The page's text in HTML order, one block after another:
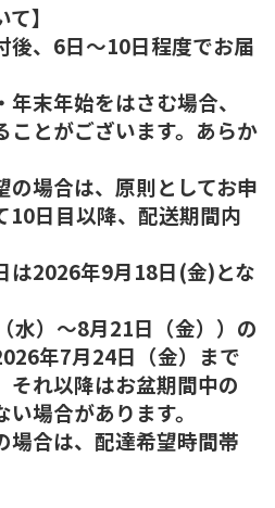
】
、6日～10日程度でお届
末年始をはさむ場合、
ことがございます。あらか
場合は、原則としてお申
10日目以降、配送期間内
2026年9月18日(金)とな
水）～8月21日（金））の
年7月24日（金）まで
それ以降はお盆期間中の
場合があります。
合は、配達希望時間帯